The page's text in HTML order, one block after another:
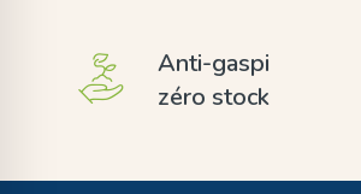
Anti-gaspi
zéro stock